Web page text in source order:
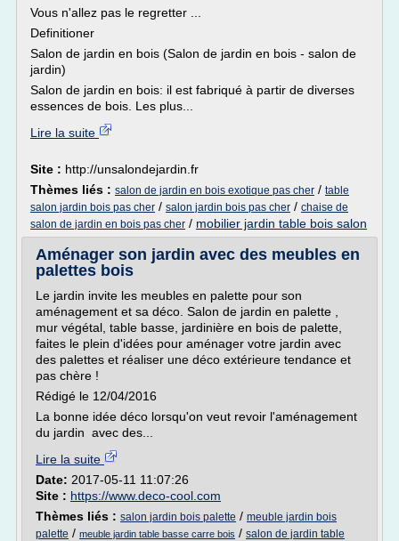
Vous n'allez pas le regretter ...
Definitioner
Salon de jardin en bois (Salon de jardin en bois - salon de
jardin)
Salon de jardin en bois: il est fabriqué à partir de diverses
essences de bois. Les plus...
Lire la suite
Site : http://unsalondejardin.fr
Thèmes liés : salon de jardin en bois exotique pas cher / table
salon jardin bois pas cher / salon jardin bois pas cher / chaise de
salon de jardin en bois pas cher / mobilier jardin table bois salon
Aménager son jardin avec des meubles en
palettes bois
Le jardin invite les meubles en palette pour son
aménagement et sa déco. Salon de jardin en palette ,
mur végétal, table basse, jardinière en bois de palette,
faites le plein d'idées pour aménager votre jardin avec
des palettes et réaliser une déco extérieure tendance et
pas chère !
Rédigé le 12/04/2016
La bonne idée déco lorsqu'on veut revoir l'aménagement
du jardin avec des...
Lire la suite
Date: 2017-05-11 11:07:26
Site : https://www.deco-cool.com
Thèmes liés : salon jardin bois palette / meuble jardin bois
palette / meuble jardin table basse carre bois / salon de jardin table